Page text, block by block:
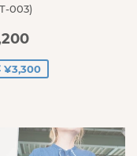
003)
¥3,300